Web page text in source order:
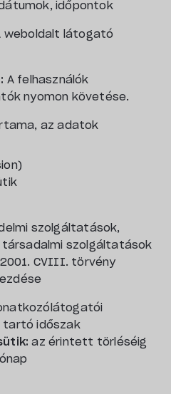
időpontok
weboldalt látogató
A felhasználók
nyomon követése.
az adatok
szolgáltatások,
szolgáltatások
CVIII. törvény
tartó időszak
az érintett törléséig